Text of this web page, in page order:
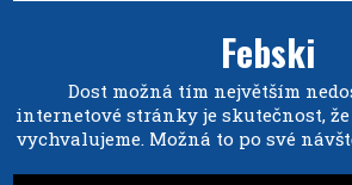
Febski
Dost možná tím největším
internetové stránky je skutečnost,
vychvalujeme. Možná to po své